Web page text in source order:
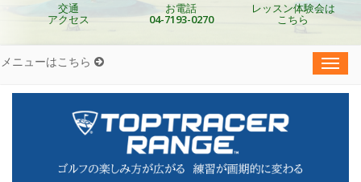
交通
アクセス
お電話
04-7193-0270
レッスン体験会は
こちら
メニューはこちら